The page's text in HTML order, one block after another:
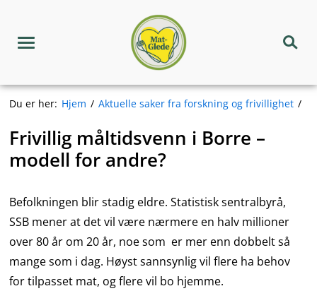
innholdMeny
Matgledekorpset
Søk
Du er her: Hjem Aktuelle saker fra forskning og frivillighet
Frivillig måltidsvenn i Borre –
modell for andre?
Befolkningen blir stadig eldre. Statistisk sentralbyrå,
SSB mener at det vil være nærmere en halv millioner
over 80 år om 20 år, noe som er mer enn dobbelt så
mange som i dag. Høyst sannsynlig vil flere ha behov
for tilpasset mat, og flere vil bo hjemme.